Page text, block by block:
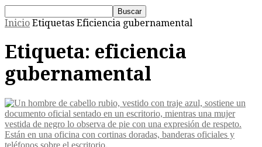
Inicio Etiquetas Eficiencia gubernamental
Etiqueta: eficiencia
gubernamental